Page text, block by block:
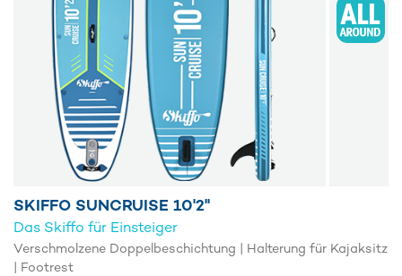
SKIFFO SUNCRUISE 10'2''
Das Skiffo für Einsteiger
Verschmolzene Doppelbeschichtung | Halterung für Kajaksitz
| Footrest